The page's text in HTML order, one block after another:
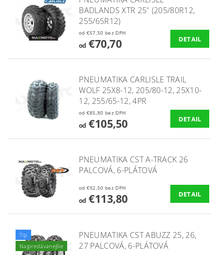
BADLANDS XTR 25" (205/80R12,
255/65R12)
od €57,50 bez DPH
od€70,70 DETAIL
PNEUMATIKA CARLISLE TRAIL
WOLF 25X8-12, 205/80-12, 25X10-
12, 255/65-12, 4PR
od €85,80 bez DPH
od€105,50 DETAIL
PNEUMATIKA CST A-TRACK 26
PALCOVÁ, 6-PLÁTOVÁ
od €92,50 bez DPH
od€113,80 DETAIL
Tip
Najpredávanejšie
PNEUMATIKA CST ABUZZ 25, 26,
27 PALCOVÁ, 6-PLÁTOVÁ